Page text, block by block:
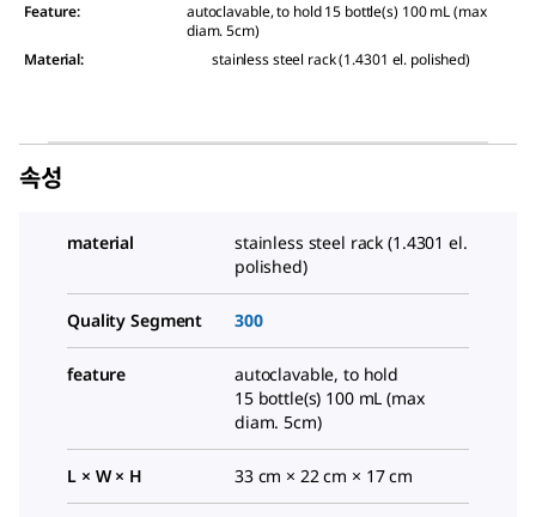
Feature:
autoclavable, to hold 15 bottle(s) 100 mL (max
diam. 5cm)
Material: stainless steel rack (1.4301 el. polished)
속성
material
stainless steel rack (1.4301 el.
polished)
Quality Segment 300
feature
autoclavable, to hold
15 bottle(s) 100 mL (max
diam. 5cm)
L × W × H 33 cm × 22 cm × 17 cm